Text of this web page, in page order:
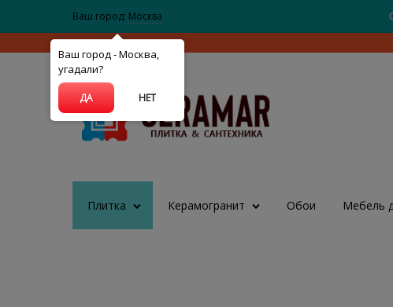
Ваш город: Москва
Плитка Керамогранит Обои Мебель
Ваш город - Москва,
угадали?
ДА НЕТ